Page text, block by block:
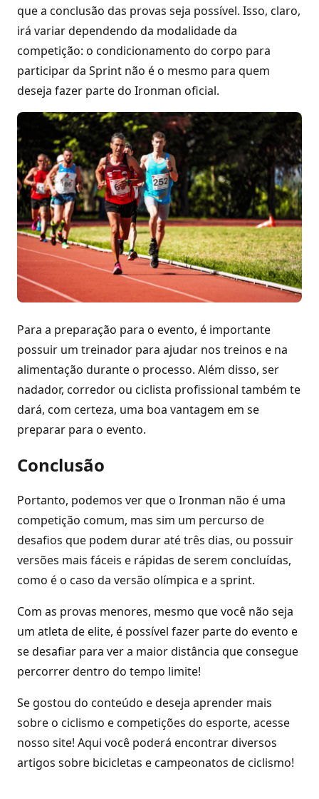
que a conclusão das provas seja possível. Isso, claro,
irá variar dependendo da modalidade da
competição: o condicionamento do corpo para
participar da Sprint não é o mesmo para quem
deseja fazer parte do Ironman oficial.
Para a preparação para o evento, é importante
possuir um treinador para ajudar nos treinos e na
alimentação durante o processo. Além disso, ser
nadador, corredor ou ciclista profissional também te
dará, com certeza, uma boa vantagem em se
preparar para o evento.
Conclusão
Portanto, podemos ver que o Ironman não é uma
competição comum, mas sim um percurso de
desafios que podem durar até três dias, ou possuir
versões mais fáceis e rápidas de serem concluídas,
como é o caso da versão olímpica e a sprint.
Com as provas menores, mesmo que você não seja
um atleta de elite, é possível fazer parte do evento e
se desafiar para ver a maior distância que consegue
percorrer dentro do tempo limite!
Se gostou do conteúdo e deseja aprender mais
sobre o ciclismo e competições do esporte, acesse
nosso site! Aqui você poderá encontrar diversos
artigos sobre bicicletas e campeonatos de ciclismo!